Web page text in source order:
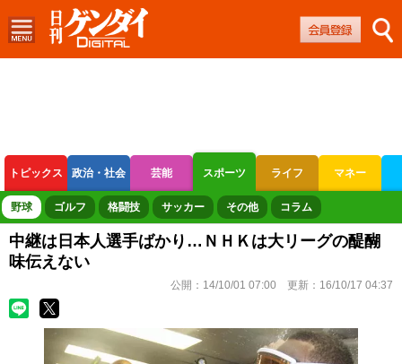
トピックス 政治・社会 芸能 スポーツ ライフ マネー
ボートレース 競輪 オートレース
野球 ゴルフ 格闘技 サッカー その他 コラム
中継は日本人選手ばかり…ＮＨＫは大リーグの醍醐
味伝えない
公開： 14/10/01 07:00 更新： 16/10/17 04:37